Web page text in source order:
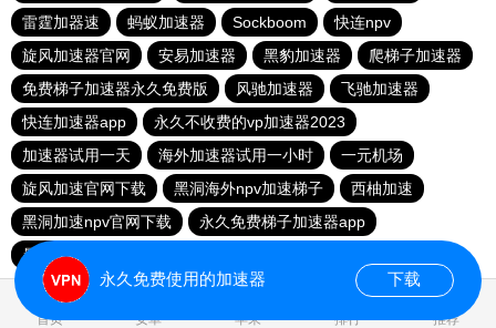
雷霆加器速
蚂蚁加速器 Sockboom
快连npv
旋风加速器官网
安易加速器 黑豹加速器
爬梯子加速器
免费梯子加速器永久免费版
风驰加速器
飞驰加速器
快连加速器app
永久不收费的vp加速器2023
加速器试用一天
海外加速器试用一小时
一元机场
旋风加速官网下载
黑洞海外npv加速梯子
西柚加速
黑洞加速npv官网下载
永久免费梯子加速器app
暴雪加速器
首页 安卓 苹果 排行 推荐
永久免费使用的加速器 下载
0.439102s